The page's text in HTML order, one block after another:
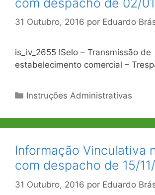
31 Outubro, 2016 por Eduardo
is_iv_2655 ISelo – Transmissão de
estabelecimento comercial –
Categorias
Instruções Administrativas
Informação Vinculativa
com despacho de 15/
31 Outubro, 2016 por Eduardo